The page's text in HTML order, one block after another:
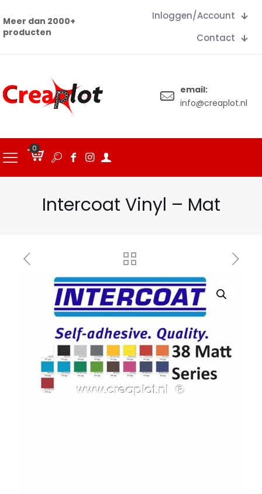
Meer dan 2000+
producten
Inloggen/Account
Contact
email:
info@creaplot.nl
0
Intercoat Vinyl – Mat